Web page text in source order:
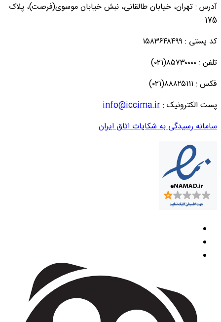
آدرس : تهران، خیابان طالقانی، نبش خیابان موسوی(فرصت)، پلاک
175
کد پستی : ۱۵۸۳۶۴۸۴۹۹
تلفن : ۸۵۷۳۰۰۰۰(۰۲۱)
فکس : ۸۸۸۲۵۱۱۱(۰۲۱)
پست الکترونیک :info@iccima.ir
سامانه رسیدگی به شکایات اتاق ایران